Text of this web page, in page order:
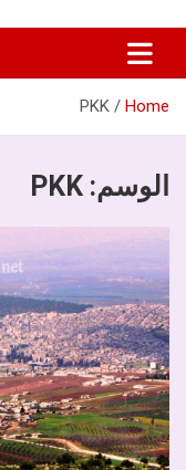
Home
PKK
الوسم: PKK